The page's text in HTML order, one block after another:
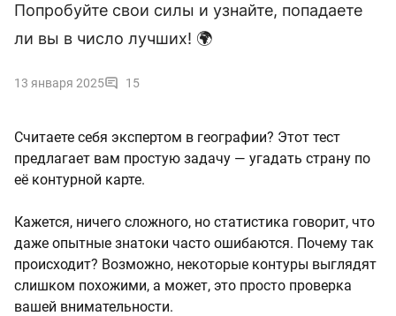
Попробуйте свои силы и узнайте, попадаете
ли вы в число лучших! 🌍
13 января 2025 15
Считаете себя экспертом в географии? Этот тест
предлагает вам простую задачу — угадать страну по
её контурной карте.
Кажется, ничего сложного, но статистика говорит, что
даже опытные знатоки часто ошибаются. Почему так
происходит? Возможно, некоторые контуры выглядят
слишком похожими, а может, это просто проверка
вашей внимательности.